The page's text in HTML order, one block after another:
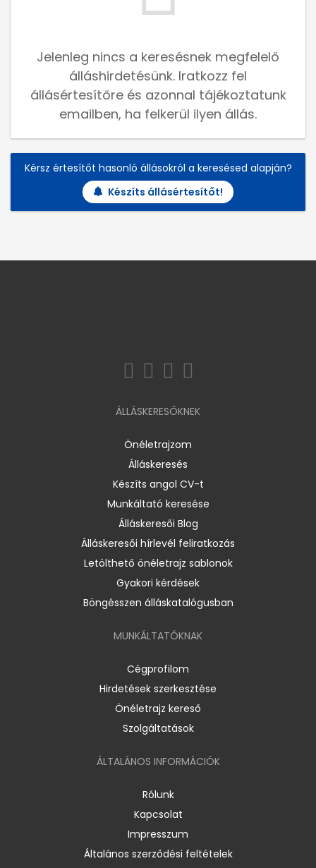
Jelenleg nincs a keresésnek megfelelő
álláshirdetésünk. Iratkozz fel
állásértesítőre és azonnal tájékoztatunk
emailben, ha felkerül ilyen állás.
Kérsz értesítőt hasonló állásokról a keresésed alapján?
Készíts állásértesítőt!
ÁLLÁSKERESŐKNEK
Önéletrajzom
Álláskeresés
Készíts angol CV-t
Munkáltató keresése
Álláskeresői Blog
Álláskeresői hírlevél feliratkozás
Letölthető önéletrajz sablonok
Gyakori kérdések
Böngésszen álláskatalógusban
MUNKÁLTATÓKNAK
Cégprofilom
Hirdetések szerkesztése
Önéletrajz kereső
Szolgáltatások
ÁLTALÁNOS INFORMÁCIÓK
Rólunk
Kapcsolat
Impresszum
Általános szerződési feltételek